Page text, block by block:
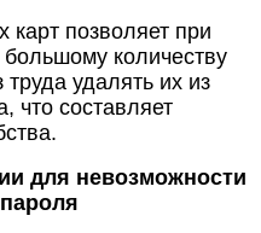
позволяет при
количеству
удалять их из
что составляет
для невозможности